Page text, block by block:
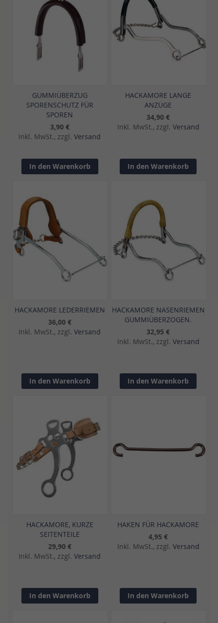
GUMMIÜBERZUG
SPORENSCHUTZ FÜR
SPOREN
3,90 €
Inkl. MwSt., zzgl. Versand
In den Warenkorb
HACKAMORE LANGE
ANZÜGE
34,90 €
Inkl. MwSt., zzgl. Versand
In den Warenkorb
HACKAMORE LEDERRIEMEN
36,00 €
Inkl. MwSt., zzgl. Versand
In den Warenkorb
HACKAMORE NASENRIEMEN
GUMMIÜBERZOGEN.
32,95 €
Inkl. MwSt., zzgl. Versand
In den Warenkorb
HACKAMORE, KURZE
SEITENTEILE
29,90 €
Inkl. MwSt., zzgl. Versand
In den Warenkorb
HAKEN FÜR HACKAMORE
4,95 €
Inkl. MwSt., zzgl. Versand
In den Warenkorb